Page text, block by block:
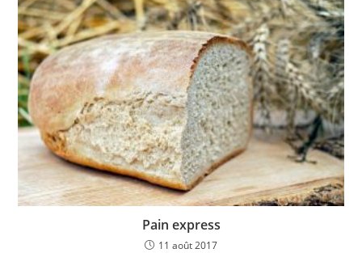
Pain express
11 août 2017